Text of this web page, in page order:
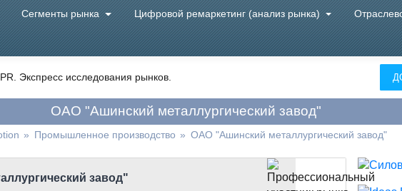
Сегменты рынка Цифровой ремаркетинг (анализ рынка)
Экспресс исследования рынков.
ОАО "Ашинский металлургический завод"
» Промышленное производство » ОАО "Ашинский металлургический завод"
завод"